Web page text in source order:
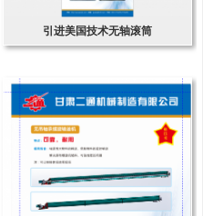
引进美国技术无轴滚筒